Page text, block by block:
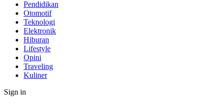
Pendidikan
Otomotif
Teknologi
Elektronik
Hiburan
Lifestyle
Opini
Traveling
Kuliner
Sign in